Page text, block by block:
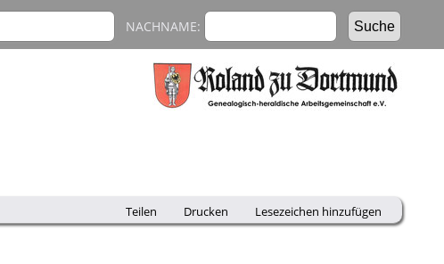
NACHNAME:
Teilen Drucken Lesezeichen hinzufügen